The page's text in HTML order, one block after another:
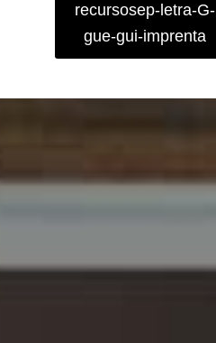
recursosep-letra-G-
gue-gui-imprenta